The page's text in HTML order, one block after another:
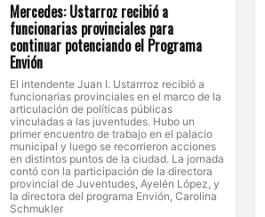
Mercedes: Ustarroz recibió a
funcionarias provinciales para
continuar potenciando el Programa
Envión
El intendente Juan I. Ustarrroz recibió a
funcionarias provinciales en el marco de la
articulación de políticas públicas
vinculadas a las juventudes. Hubo un
primer encuentro de trabajo en el palacio
municipal y luego se recorrieron acciones
en distintos puntos de la ciudad. La jornada
contó con la participación de la directora
provincial de Juventudes, Ayelén López, y
la directora del programa Envión, Carolina
Schmukler